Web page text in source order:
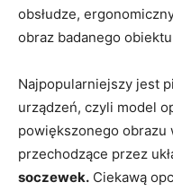
obsłudze,
obraz badanego
Najpopularniejszy jest
urządzeń, czyli model
powiększonego obrazu
przechodzące przez
soczewek. Ciekawą